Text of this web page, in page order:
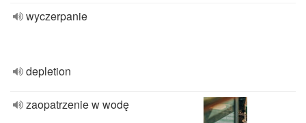
wyczerpanie
depletion
zaopatrzenie w wodę